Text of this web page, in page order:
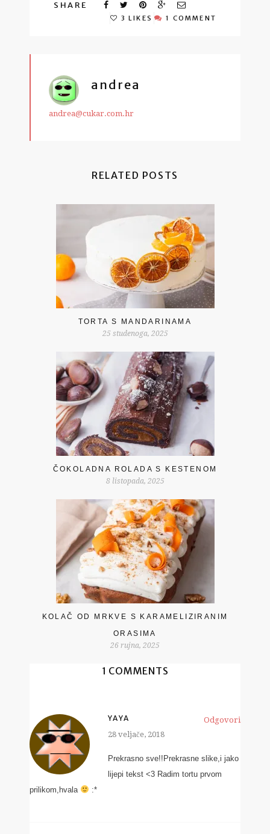
SHARE
3 LIKES 1 COMMENT
andrea
andrea@cukar.com.hr
RELATED POSTS
TORTA S MANDARINAMA
25 studenoga, 2025
ČOKOLADNA ROLADA S KESTENOM
8 listopada, 2025
KOLAČ OD MRKVE S KARAMELIZIRANIM
ORASIMA
26 rujna, 2025
1 COMMENTS
YAYA
28 veljače, 2018
Prekrasno sve!!Prekrasne slike,i jako
lijepi tekst <3 Radim tortu prvom
prilikom,hvala
:*
Odgovori